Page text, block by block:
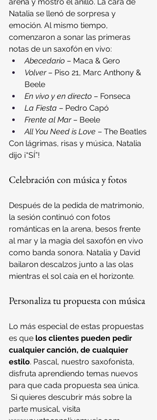
Natalia se llenó de sorpresa y
emoción. Al mismo tiempo,
comenzaron a sonar las primeras
notas de un saxofón en vivo:
Abecedario – Maca & Gero
Volver – Piso 21, Marc Anthony &
Beele
En vivo y en directo – Fonseca
La Fiesta – Pedro Capó
Frente al Mar – Beele
All You Need is Love – The Beatles
Con lágrimas, risas y música, Natalia
dijo ¡“SÍ”!
Celebración con música y fotos
Después de la pedida de matrimonio,
la sesión continuó con fotos
románticas en la arena, besos frente
al mar y la magia del saxofón en vivo
como banda sonora. Natalia y David
bailaron descalzos junto a las olas
mientras el sol caía en el horizonte.
Personaliza tu propuesta con música
Lo más especial de estas propuestas
es que los clientes pueden pedir
cualquier canción, de cualquier
estilo. Pascal, nuestro saxofonista,
disfruta aprendiendo temas nuevos
para que cada propuesta sea única.
parte musical, visita